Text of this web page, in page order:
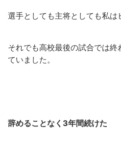
選手としても主将としても私は
それでも高校最後の試合では
ていました。
辞めることなく3年間続けた